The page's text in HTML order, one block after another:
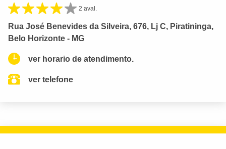
2 aval.
Rua José Benevides da Silveira, 676, Lj C, Piratininga,
Belo Horizonte - MG
ver horario de atendimento.
ver telefone